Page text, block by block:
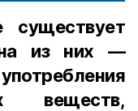
существует
из них —
веществ,